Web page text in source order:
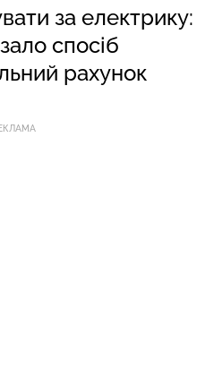
за електрику:
спосіб
рахунок